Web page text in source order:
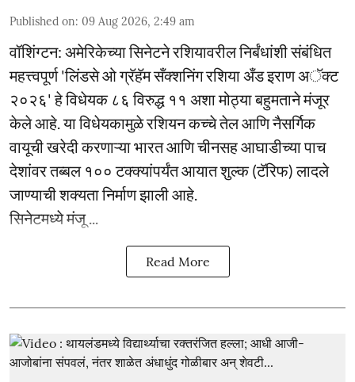
Published on: 09 Aug 2026, 2:49 am
वॉशिंग्टन: अमेरिकेच्या सिनेटने रशियावरील निर्बंधांशी संबंधित
महत्त्वपूर्ण 'लिंडसे ओ ग्रॅहॅम सँक्शनिंग रशिया अँड इराण अॅक्ट
२०२६' हे विधेयक ८६ विरुद्ध ११ अशा मोठ्या बहुमताने मंजूर
केले आहे. या विधेयकामुळे रशियन कच्चे तेल आणि नैसर्गिक
वायूची खरेदी करणाऱ्या भारत आणि चीनसह आघाडीच्या पाच
देशांवर तब्बल १०० टक्क्यांपर्यंत आयात शुल्क (टॅरिफ) लादले
जाण्याची शक्यता निर्माण झाली आहे.
सिनेटमध्ये मंजू ...
Read More